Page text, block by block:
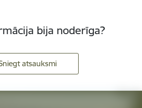
bija noderīga?
atsauksmi